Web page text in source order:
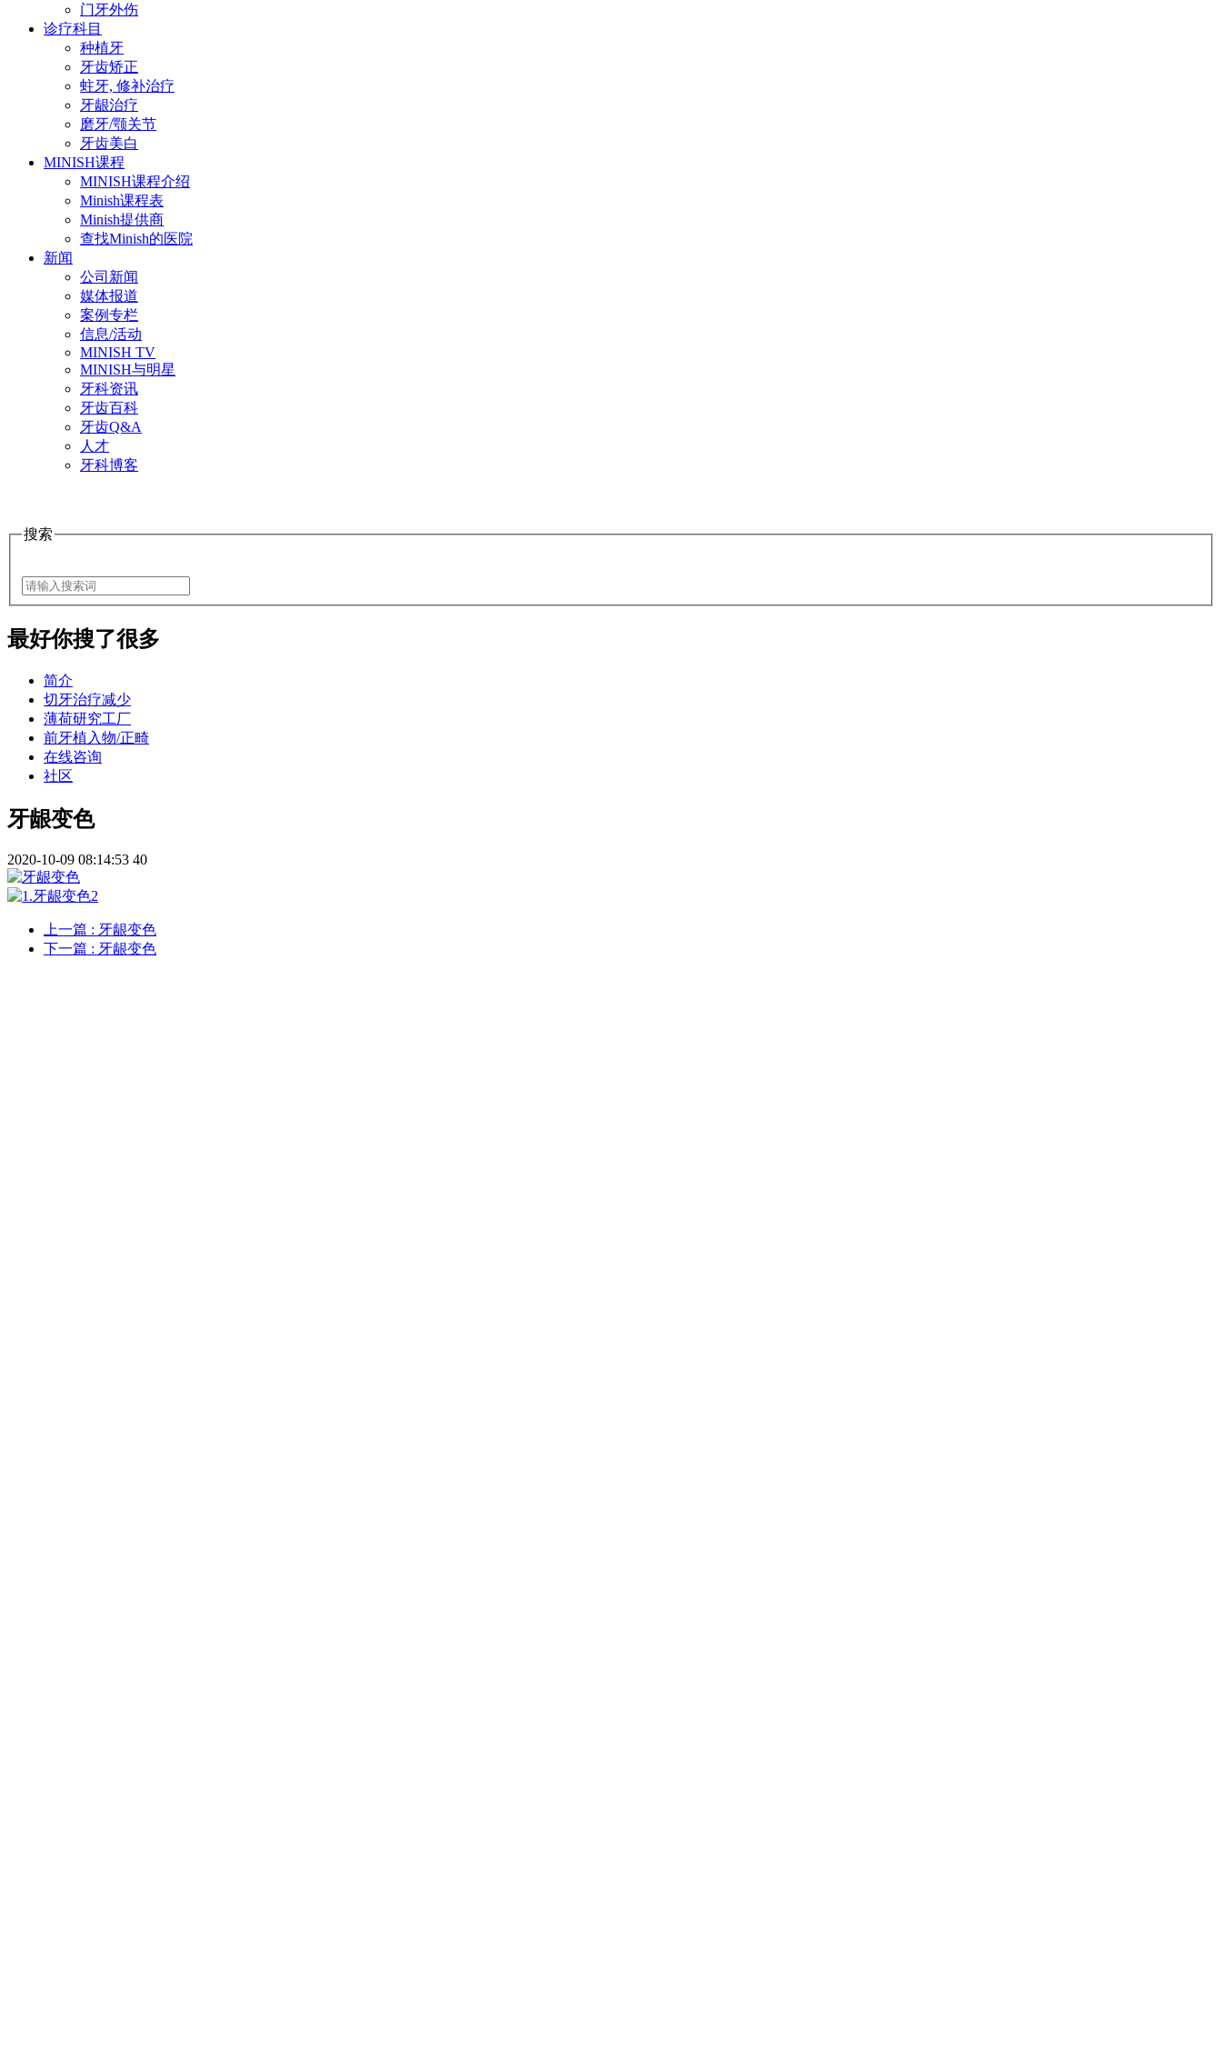
门牙外伤
诊疗科目
种植牙
牙齿矫正
蛀牙, 修补治疗
牙龈治疗
磨牙/颚关节
牙齿美白
MINISH课程
MINISH课程介绍
Minish课程表
Minish提供商
查找Minish的医院
新闻
公司新闻
媒体报道
案例专栏
信息/活动
MINISH TV
MINISH与明星
牙科资讯
牙齿百科
牙齿Q&A
人才
牙科博客
搜索
最好你搜了很多
简介
切牙治疗减少
薄荷研究工厂
前牙植入物/正畸
在线咨询
社区
牙龈变色
2020-10-09 08:14:53 40
上一篇 : 牙龈变色
下一篇 : 牙龈变色